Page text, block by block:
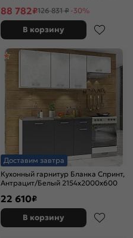
88 782₽126 831 ₽ -30%
В корзину
Доставим завтра
Кухонный гарнитур Бланка Спринт,
Антрацит/Белый 2154x2000x600
22 610₽
В корзину